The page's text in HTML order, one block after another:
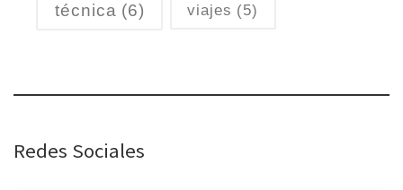
técnica (6) viajes (5)
Redes Sociales